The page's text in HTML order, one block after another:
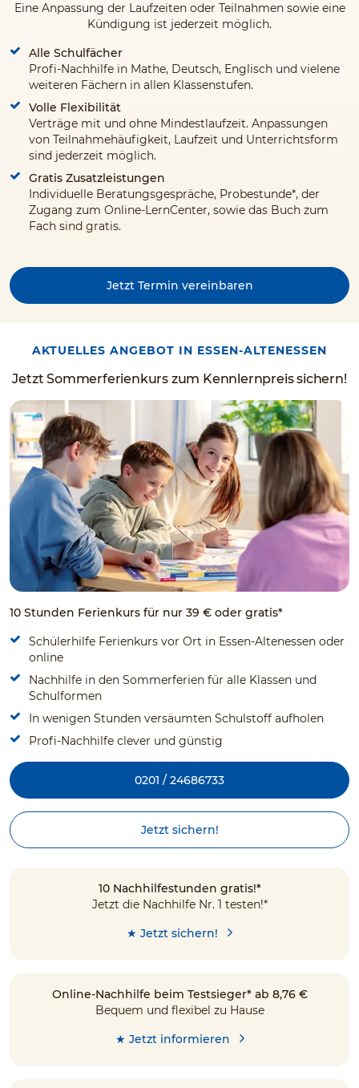
Eine Anpassung der Laufzeiten oder Teilnahmen sowie eine
Kündigung ist jederzeit möglich.
Alle Schulfächer
Profi-Nachhilfe in Mathe, Deutsch, Englisch und vielene
weiteren Fächern in allen Klassenstufen.
Volle Flexibilität
Verträge mit und ohne Mindestlaufzeit. Anpassungen
von Teilnahmehäufigkeit, Laufzeit und Unterrichtsform
sind jederzeit möglich.
Gratis Zusatzleistungen
Individuelle Beratungsgespräche, Probestunde*, der
Zugang zum Online-LernCenter, sowie das Buch zum
Fach sind gratis.
Jetzt Termin vereinbaren
AKTUELLES ANGEBOT IN ESSEN-ALTENESSEN
Jetzt Sommerferienkurs zum Kennlernpreis sichern!
10 Stunden Ferienkurs für nur 39 € oder gratis*
Schülerhilfe Ferienkurs vor Ort in Essen-Altenessen oder
online
Nachhilfe in den Sommerferien für alle Klassen und
Schulformen
In wenigen Stunden versäumten Schulstoff aufholen
Profi-Nachhilfe clever und günstig
0201 / 24686733
Jetzt sichern!
10 Nachhilfestunden gratis!*
Jetzt die Nachhilfe Nr. 1 testen!*
★ Jetzt sichern!
Online-Nachhilfe beim Testsieger* ab 8,76 €
Bequem und flexibel zu Hause
★ Jetzt informieren